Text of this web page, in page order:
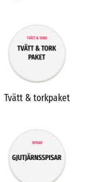
Tvätt & torkpaket